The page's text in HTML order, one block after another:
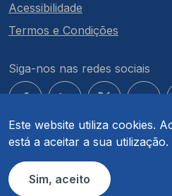
Este website utiliza cookies.
está a aceitar a sua utilização.
Sim, aceito
Acessibilidade
Termos e Condições
Siga-nos nas redes sociais
© COMPETE 2030. Todos os